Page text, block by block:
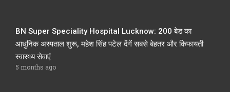
BN Super Speciality Hospital Lucknow: 200 बेड का
आधुनिक अस्पताल शुरू, महेश सिंह पटेल देंगें सबसे बेहतर और किफायती
स्वास्थ्य सेवाएं
5 months ago